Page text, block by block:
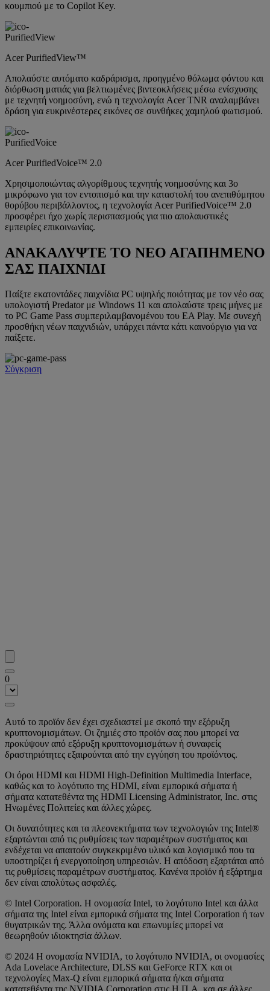
κουμπιού με το Copilot Key.
Acer PurifiedView™
Απολαύστε αυτόματο καδράρισμα, προηγμένο θόλωμα φόντου και
διόρθωση ματιάς για βελτιωμένες βιντεοκλήσεις μέσω ενίσχυσης
με τεχνητή νοημοσύνη, ενώ η τεχνολογία Acer TNR αναλαμβάνει
δράση για ευκρινέστερες εικόνες σε συνθήκες χαμηλού φωτισμού.
Acer PurifiedVoice™ 2.0
Χρησιμοποιώντας αλγορίθμους τεχνητής νοημοσύνης και 3ο
μικρόφωνο για τον εντοπισμό και την καταστολή του ανεπιθύμητου
θορύβου περιβάλλοντος, η τεχνολογία Acer PurifiedVoice™ 2.0
προσφέρει ήχο χωρίς περισπασμούς για πιο απολαυστικές
εμπειρίες επικοινωνίας.
ΑΝΑΚΑΛΥΨΤΕ ΤΟ ΝΕΟ ΑΓΑΠΗΜΕΝΟ
ΣΑΣ ΠΑΙΧΝΙΔΙ
Παίξτε εκατοντάδες παιχνίδια PC υψηλής ποιότητας με τον νέο σας
υπολογιστή Predator με Windows 11 και απολαύστε τρεις μήνες με
το PC Game Pass συμπεριλαμβανομένου του EA Play. Με συνεχή
προσθήκη νέων παιχνιδιών, υπάρχει πάντα κάτι καινούργιο για να
παίξετε.
Σύγκριση
0
Αυτό το προϊόν δεν έχει σχεδιαστεί με σκοπό την εξόρυξη
κρυπτονομισμάτων. Οι ζημιές στο προϊόν σας που μπορεί να
προκύψουν από εξόρυξη κρυπτονομισμάτων ή συναφείς
δραστηριότητες εξαιρούνται από την εγγύηση του προϊόντος.
Οι όροι HDMI και HDMI High-Definition Multimedia Interface,
καθώς και το λογότυπο της HDMI, είναι εμπορικά σήματα ή
σήματα κατατεθέντα της HDMI Licensing Administrator, Inc. στις
Ηνωμένες Πολιτείες και άλλες χώρες.
Οι δυνατότητες και τα πλεονεκτήματα των τεχνολογιών της Intel®
εξαρτώνται από τις ρυθμίσεις των παραμέτρων συστήματος και
ενδέχεται να απαιτούν συγκεκριμένο υλικό και λογισμικό που τα
υποστηρίζει ή ενεργοποίηση υπηρεσιών. Η απόδοση εξαρτάται από
τις ρυθμίσεις παραμέτρων συστήματος. Κανένα προϊόν ή εξάρτημα
δεν είναι απολύτως ασφαλές.
© Intel Corporation. Η ονομασία Intel, το λογότυπο Intel και άλλα
σήματα της Intel είναι εμπορικά σήματα της Intel Corporation ή των
θυγατρικών της. Άλλα ονόματα και επωνυμίες μπορεί να
θεωρηθούν ιδιοκτησία άλλων.
© 2024 Η ονομασία NVIDIA, το λογότυπο NVIDIA, οι ονομασίες
Ada Lovelace Architecture, DLSS και GeForce RTX και οι
τεχνολογίες Max-Q είναι εμπορικά σήματα ή/και σήματα